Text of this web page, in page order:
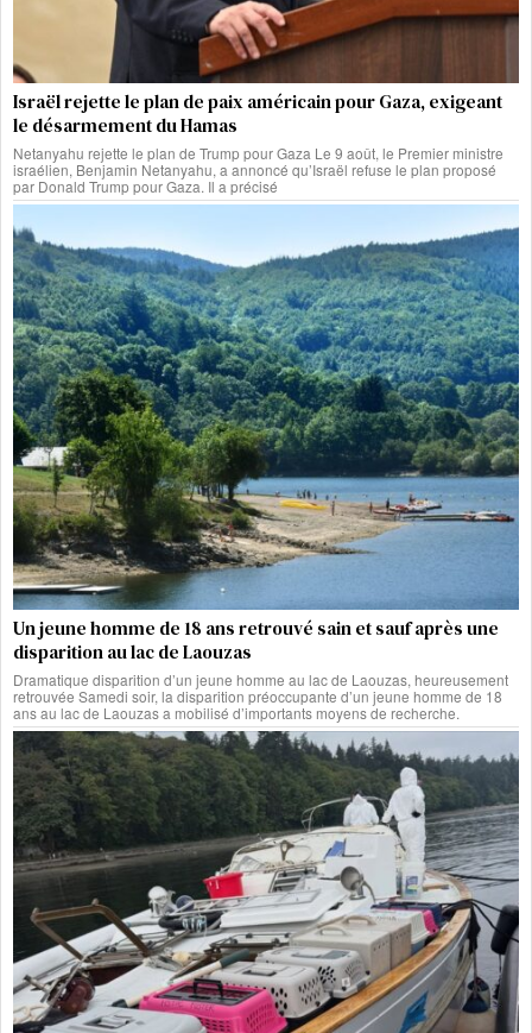
Israël rejette le plan de paix américain pour Gaza, exigeant
le désarmement du Hamas
Netanyahu rejette le plan de Trump pour Gaza Le 9 août, le Premier ministre
israélien, Benjamin Netanyahu, a annoncé qu’Israël refuse le plan proposé
par Donald Trump pour Gaza. Il a précisé
Un jeune homme de 18 ans retrouvé sain et sauf après une
disparition au lac de Laouzas
Dramatique disparition d’un jeune homme au lac de Laouzas, heureusement
retrouvée Samedi soir, la disparition préoccupante d’un jeune homme de 18
ans au lac de Laouzas a mobilisé d’importants moyens de recherche.